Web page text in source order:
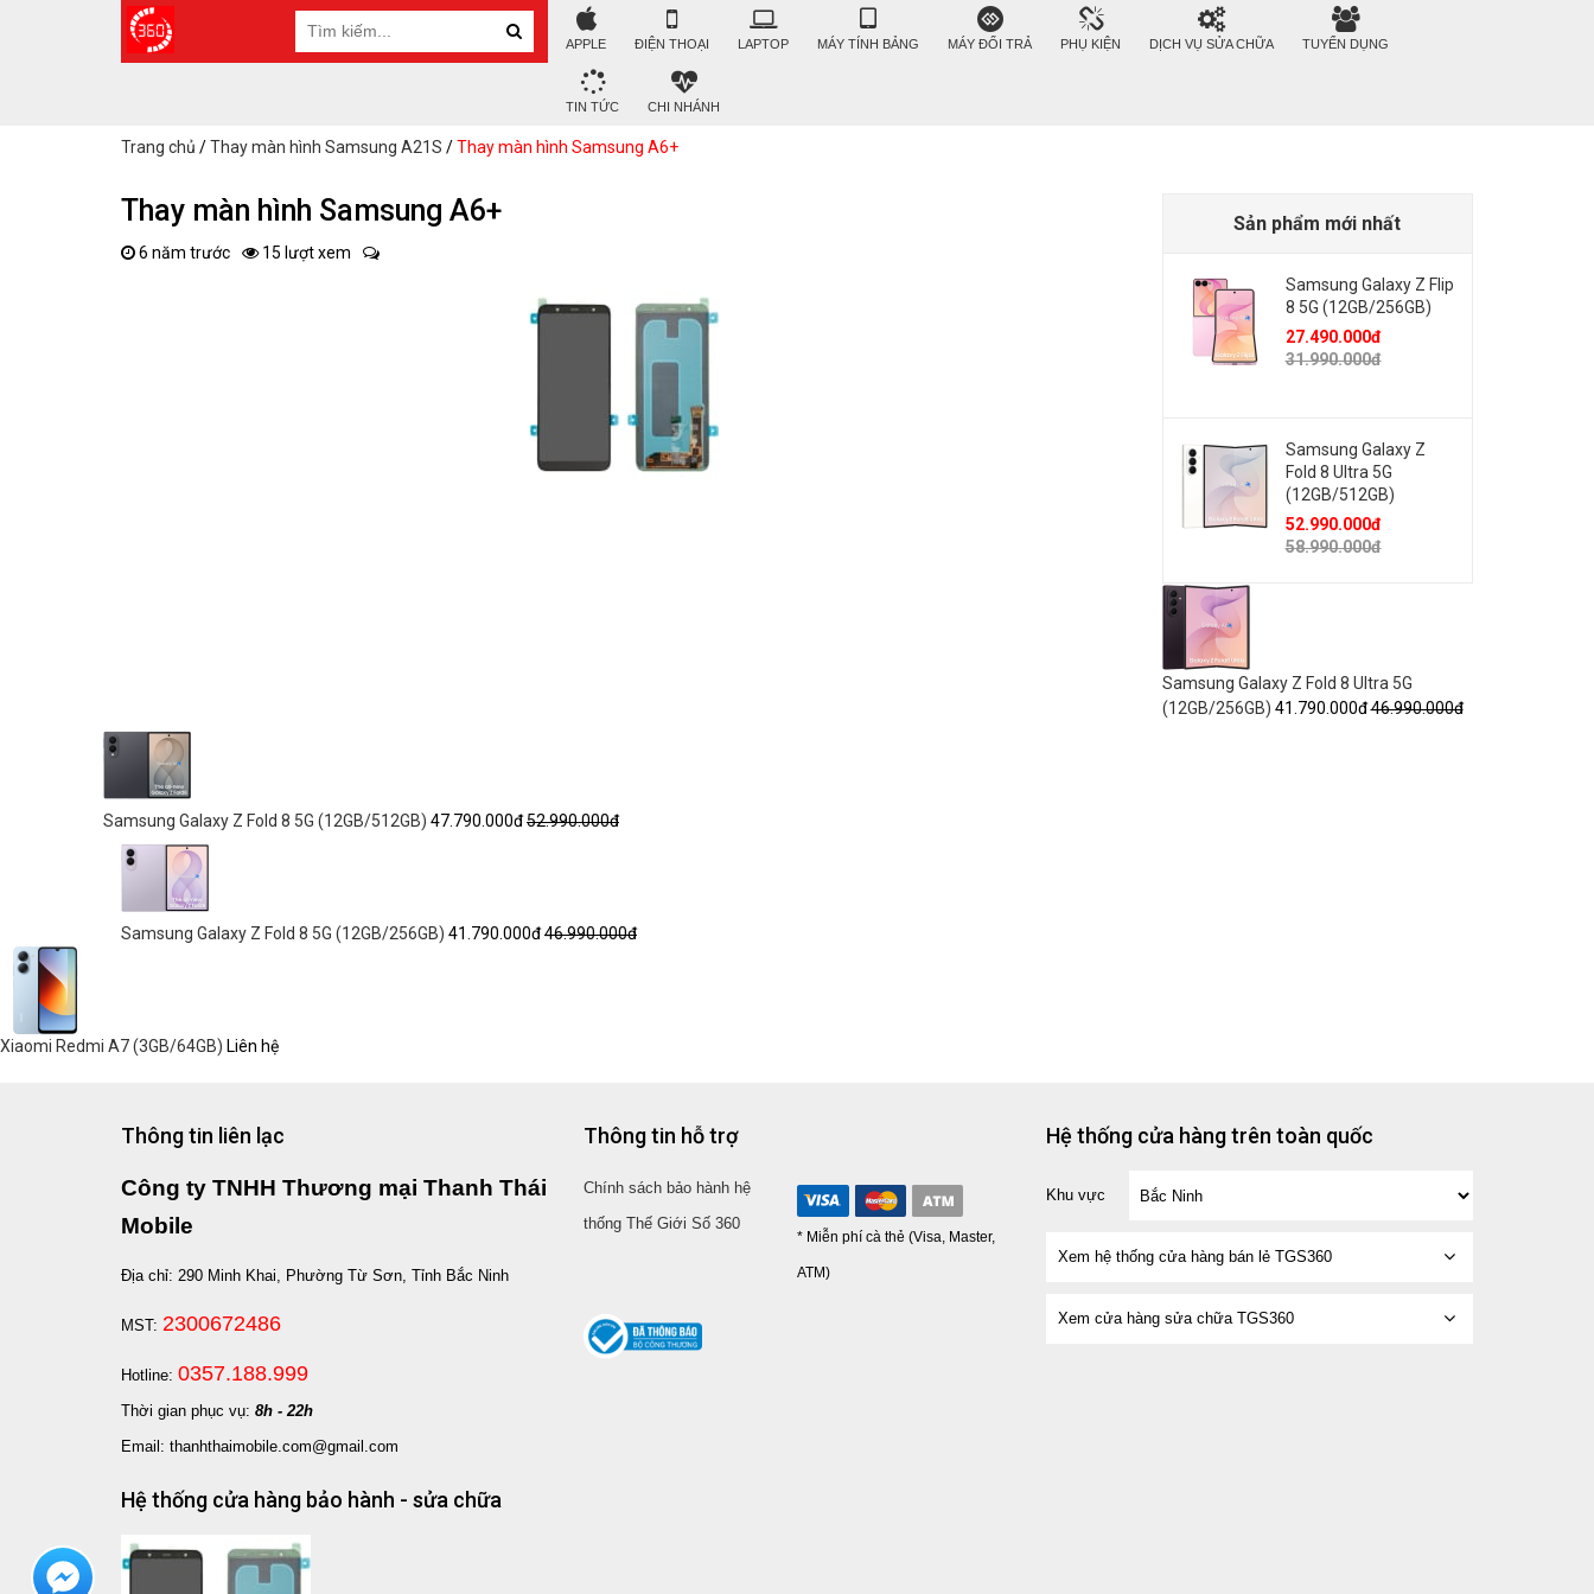
APPLE ĐIỆN THOẠI LAPTOP MÁY TÍNH BẢNG MÁY ĐỔI TRẢ PHỤ KIỆN DỊCH VỤ SỬA CHỮA TUYỂN DỤNG
TIN TỨC CHI NHÁNH
Trang chủ /Thay màn hình Samsung A21S /Thay màn hình Samsung A6+
Thay màn hình Samsung A6+
6 năm trước 15 lượt xem
Sản phẩm mới nhất
Samsung Galaxy Z Flip
8 5G (12GB/256GB)
27.490.000đ
31.990.000đ
Samsung Galaxy Z
Fold 8 Ultra 5G
(12GB/512GB)
52.990.000đ
58.990.000đ
Samsung Galaxy Z Fold 8 Ultra 5G
(12GB/256GB) 41.790.000đ46.990.000đ
Samsung Galaxy Z Fold 8 5G (12GB/512GB) 47.790.000đ52.990.000đ
Samsung Galaxy Z Fold 8 5G (12GB/256GB) 41.790.000đ46.990.000đ
Xiaomi Redmi A7 (3GB/64GB) Liên hệ
Thông tin liên lạc
Công ty TNHH Thương mại Thanh Thái
Mobile
Địa chỉ: 290 Minh Khai, Phường Từ Sơn, Tỉnh Bắc Ninh
MST: 2300672486
Hotline: 0357.188.999
Thời gian phục vụ: 8h - 22h
Email: thanhthaimobile.com@gmail.com
Hệ thống cửa hàng bảo hành - sửa chữa
Thông tin hỗ trợ
Chính sách bảo hành hệ
thống Thế Giới Số 360
* Miễn phí cà thẻ (Visa, Master,
ATM)
Hệ thống cửa hàng trên toàn quốc
Khu vực
Xem hệ thống cửa hàng bán lẻ TGS360
Xem cửa hàng sửa chữa TGS360